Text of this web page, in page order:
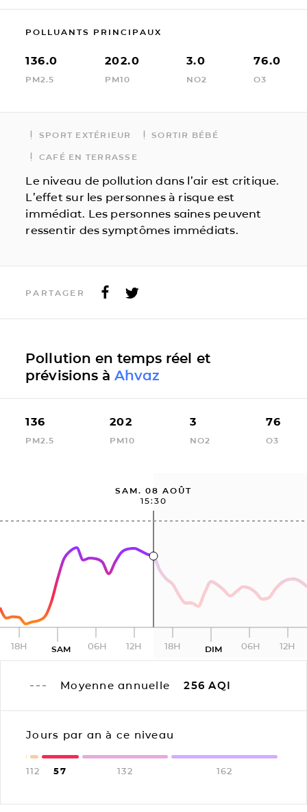
POLLUANTS PRINCIPAUX
136.0
PM2.5
202.0
PM10
3.0
NO2
76.0
O3
SPORT EXTÉRIEUR SORTIR BÉBÉ
CAFÉ EN TERRASSE
Le niveau de pollution dans l’air est critique.
L’effet sur les personnes à risque est
immédiat. Les personnes saines peuvent
ressentir des symptômes immédiats.
PARTAGER
Pollution en temps réel et
prévisions à Ahvaz
136
PM2.5
202
PM10
3
NO2
76
O3
SAM. 08 AOÛT
15:30
18H SAM 06H 12H 18H DIM 06H 12H
Moyenne annuelle 256 AQI
Jours par an à ce niveau
112 57 132 162